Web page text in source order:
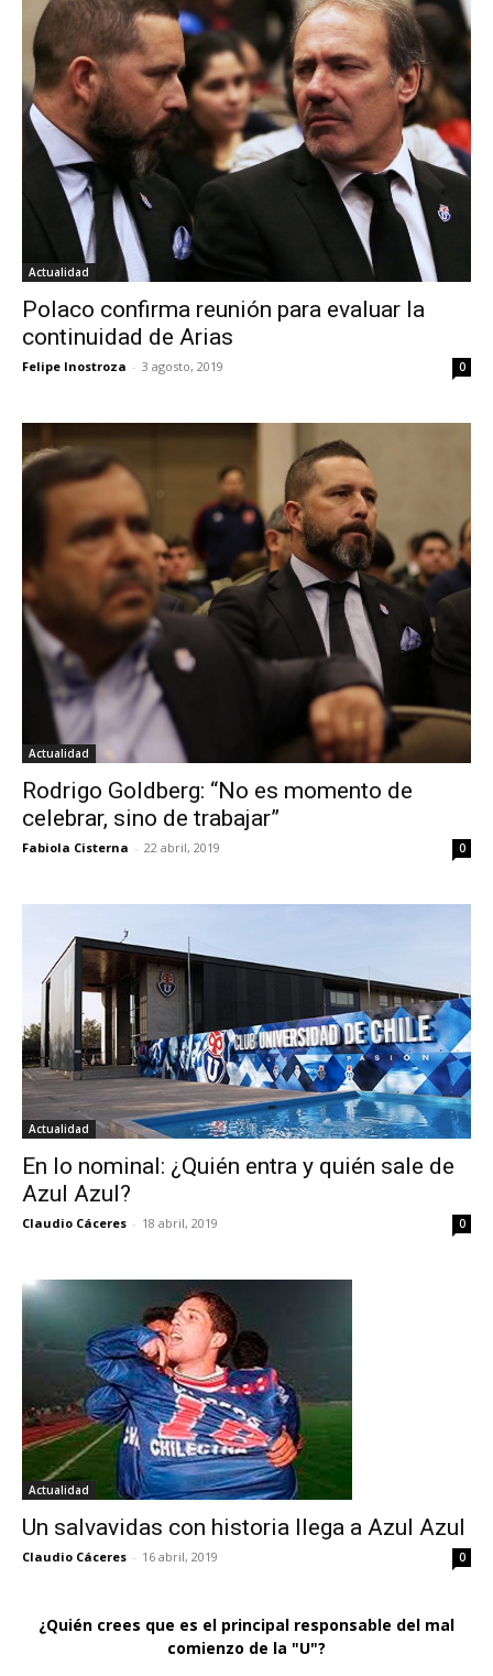
Actualidad
Polaco confirma reunión para evaluar la
continuidad de Arias
Felipe Inostroza - 3 agosto, 2019 0
Actualidad
Rodrigo Goldberg: “No es momento de
celebrar, sino de trabajar”
Fabiola Cisterna - 22 abril, 2019 0
Actualidad
En lo nominal: ¿Quién entra y quién sale de
Azul Azul?
Claudio Cáceres - 18 abril, 2019 0
Actualidad
Un salvavidas con historia llega a Azul Azul
Claudio Cáceres - 16 abril, 2019 0
¿Quién crees que es el principal responsable del mal
comienzo de la "U"?